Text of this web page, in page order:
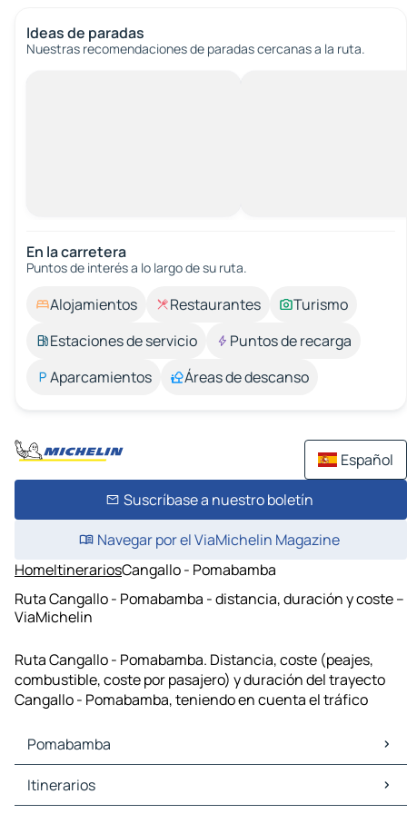
Ideas de paradas
Nuestras recomendaciones de paradas cercanas a la ruta.
En la carretera
Puntos de interés a lo largo de su ruta.
Alojamientos Restaurantes
Turismo
Estaciones de servicio
Puntos de recarga
Aparcamientos
Áreas de descanso
Español
Suscríbase a nuestro boletín
Navegar por el ViaMichelin Magazine
HomeItinerariosCangallo - Pomabamba
Ruta Cangallo - Pomabamba - distancia, duración y coste –
ViaMichelin
Ruta Cangallo - Pomabamba. Distancia, coste (peajes,
combustible, coste por pasajero) y duración del trayecto
Cangallo - Pomabamba, teniendo en cuenta el tráfico
Pomabamba
Pomabamba Mapas Planos
Pomabamba Trafico
Itinerarios